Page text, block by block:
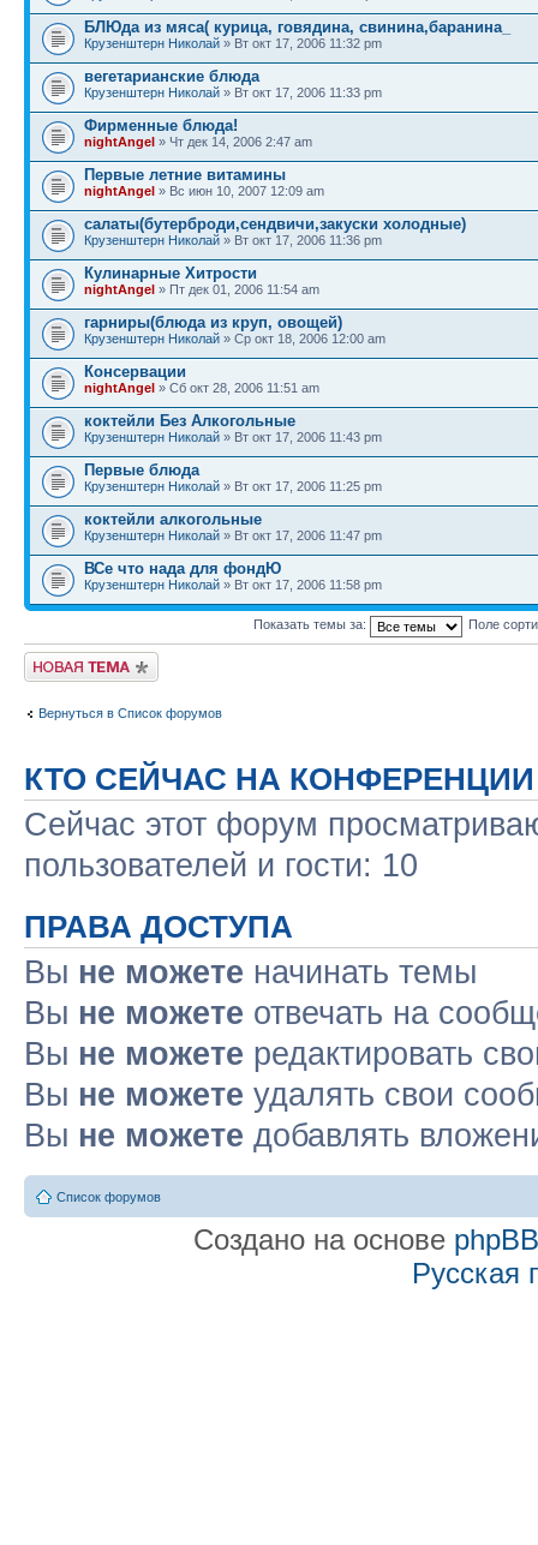
БЛЮда из мяса( курица, говядина, свинина,баранина_
Крузенштерн Николай » Вт окт 17, 2006 11:32 pm
вегетарианские блюда
Крузенштерн Николай » Вт окт 17, 2006 11:33 pm
Фирменные блюда!
nightAngel » Чт дек 14, 2006 2:47 am
Первые летние витамины
nightAngel » Вс июн 10, 2007 12:09 am
салаты(бутерброди,сендвичи,закуски холодные)
Крузенштерн Николай » Вт окт 17, 2006 11:36 pm
Кулинарные Хитрости
nightAngel » Пт дек 01, 2006 11:54 am
гарниры(блюда из круп, овощей)
Крузенштерн Николай » Ср окт 18, 2006 12:00 am
Консервации
nightAngel » Сб окт 28, 2006 11:51 am
коктейли Без Алкогольные
Крузенштерн Николай » Вт окт 17, 2006 11:43 pm
Первые блюда
Крузенштерн Николай » Вт окт 17, 2006 11:25 pm
коктейли алкогольные
Крузенштерн Николай » Вт окт 17, 2006 11:47 pm
ВСе что нада для фондЮ
Крузенштерн Николай » Вт окт 17, 2006 11:58 pm
Показать темы за: Поле
Новая тема
Вернуться в Список форумов
КТО СЕЙЧАС НА КОНФЕРЕНЦИИ
Сейчас этот форум
пользователей и гости: 10
ПРАВА ДОСТУПА
Вы не можете начинать темы
Вы не можете отвечать на
Вы не можете редактировать
Вы не можете удалять свои
Вы не можете добавлять
Список форумов
Создано на основе phpBB
Русская